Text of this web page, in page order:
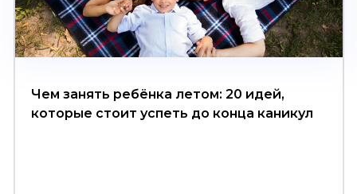
Чем занять ребёнка летом: 20 идей,
которые стоит успеть до конца каникул